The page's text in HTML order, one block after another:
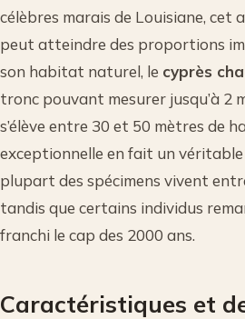
célèbres marais de Louisiane, cet
peut atteindre des proportions
son habitat naturel, le cyprès
tronc pouvant mesurer jusqu’à 2
s’élève entre 30 et 50 mètres de
exceptionnelle en fait un
plupart des spécimens vivent
tandis que certains individus
franchi le cap des 2000 ans.
Caractéristiques et